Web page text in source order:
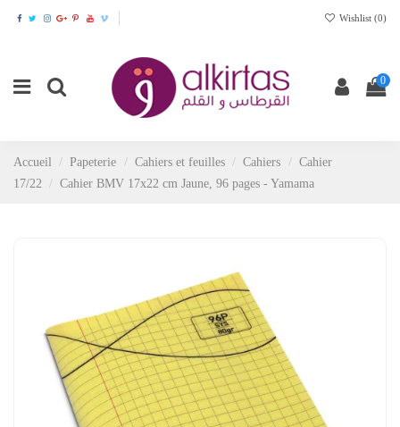
Wishlist (0)
0
Accueil Papeterie Cahiers et feuilles Cahiers
Cahier
17/22
Cahier BMV 17x22 cm Jaune, 96 pages - Yamama